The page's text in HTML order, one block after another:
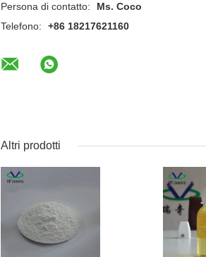
Persona di contatto:
Ms. Coco
Telefono:
+86 18217621160
Altri prodotti